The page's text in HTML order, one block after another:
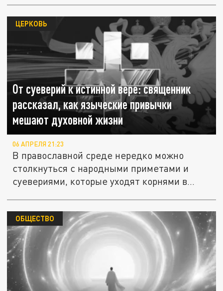
От суеверий к истинной вере: священник
рассказал, как языческие привычки
мешают духовной жизни
ЦЕРКОВЬ
06 АПРЕЛЯ 21:23
В православной среде нередко можно
столкнуться с народными приметами и
суевериями, которые уходят корнями в...
ОБЩЕСТВО